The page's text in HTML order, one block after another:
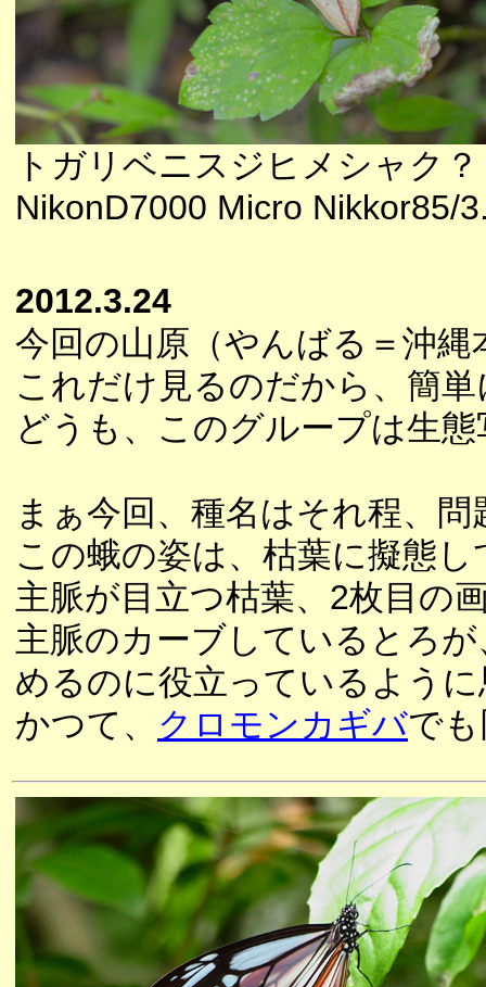
トガリベニスジヒメシャク？
NikonD7000 Micro Nikkor85/
2012.3.24
今回の山原（やんばる＝沖
これだけ見るのだから、簡
どうも、このグループは生
まぁ今回、種名はそれ程、
この蛾の姿は、枯葉に擬態
主脈が目立つ枯葉、2枚目の
主脈のカーブしているとろ
めるのに役立っているよう
かつて、 クロモンカギバで